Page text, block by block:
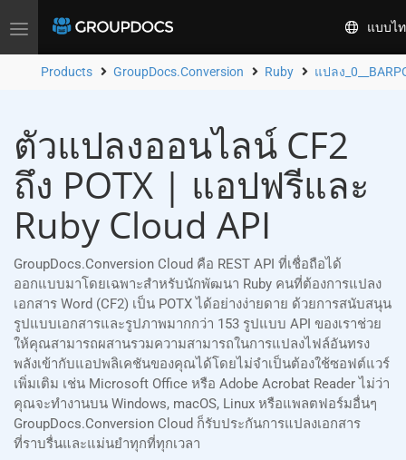
Toggle
แบบไ
Products GroupDocs.Conversion Ruby แปลง
ตัวแปลงออนไลน์ CF2
ถึง POTX | แอปฟรีและ
Ruby Cloud API
GroupDocs.Conversion Cloud คือ REST API ที่เชื่อถือได้
ออกแบบมาโดยเฉพาะสำหรับนักพัฒนา Ruby คนที่ต้องการแปลง
เอกสาร Word (CF2) เป็น POTX ได้อย่างง่ายดาย ด้วยการสนับสนุน
รูปแบบเอกสารและรูปภาพมากกว่า 153 รูปแบบ API ของเราช่วย
ให้คุณสามารถผสานรวมความสามารถในการแปลงไฟล์อันทรง
พลังเข้ากับแอปพลิเคชันของคุณได้โดยไม่จำเป็นต้องใช้ซอฟต์แวร์
เพิ่มเติม เช่น Microsoft Office หรือ Adobe Acrobat Reader ไม่ว่า
คุณจะทำงานบน Windows, macOS, Linux หรือแพลตฟอร์มอื่นๆ
GroupDocs.Conversion Cloud ก็รับประกันการแปลงเอกสาร
ที่ราบรื่นและแม่นยำทุกที่ทุกเวลา